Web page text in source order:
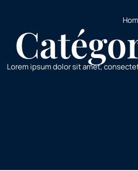
Lorem ipsum dolor sit amet,